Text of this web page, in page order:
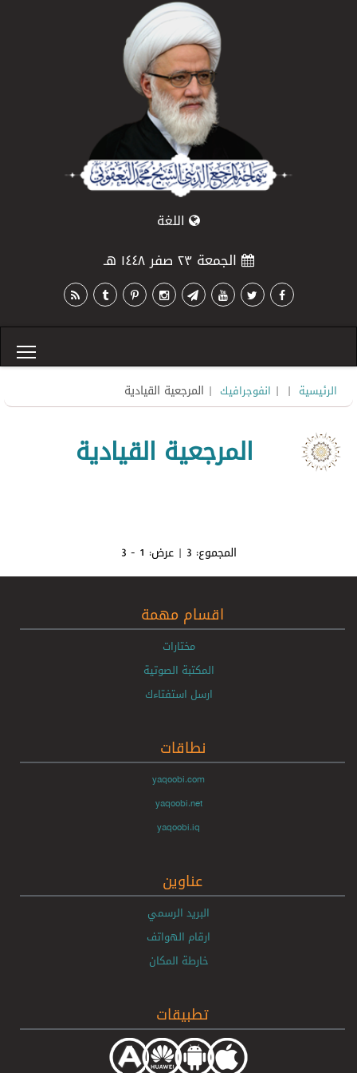
اللغة
الجمعة ٢٣ صفر ١٤٤٨ هـ
الرئيسية |
| انفوجرافيك | المرجعية القيادية
المرجعية القيادية
المجموع: 3 | عرض: 1 - 3
اقسام مهمة
مختارات
المكتبة الصوتية
ارسل استفتاءك
نطاقات
yaqoobi.com
yaqoobi.net
yaqoobi.iq
عناوين
البريد الرسمي
ارقام الهواتف
خارطة المكان
تطبيقات